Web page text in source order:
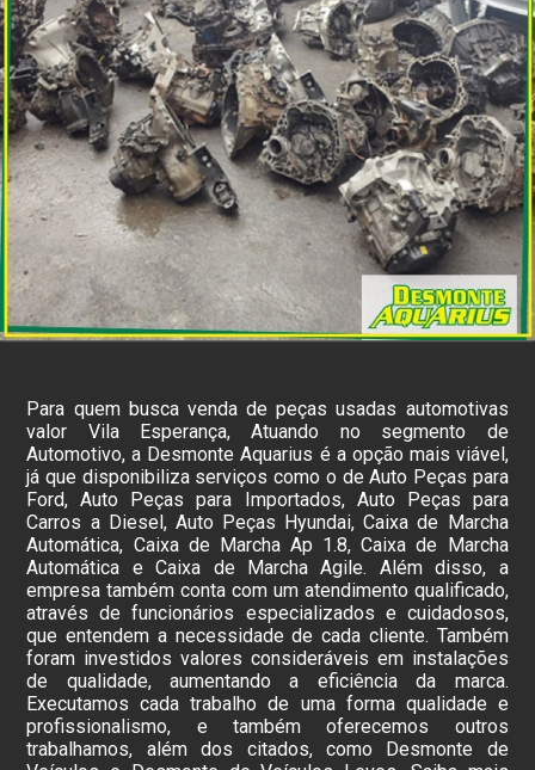
Para quem busca venda de peças usadas automotivas
valor Vila Esperança, Atuando no segmento de
Automotivo, a Desmonte Aquarius é a opção mais viável,
já que disponibiliza serviços como o de Auto Peças para
Ford, Auto Peças para Importados, Auto Peças para
Carros a Diesel, Auto Peças Hyundai, Caixa de Marcha
Automática, Caixa de Marcha Ap 1.8, Caixa de Marcha
Automática e Caixa de Marcha Agile. Além disso, a
empresa também conta com um atendimento qualificado,
através de funcionários especializados e cuidadosos,
que entendem a necessidade de cada cliente. Também
foram investidos valores consideráveis em instalações
de qualidade, aumentando a eficiência da marca.
Executamos cada trabalho de uma forma qualidade e
profissionalismo, e também oferecemos outros
trabalhamos, além dos citados, como Desmonte de